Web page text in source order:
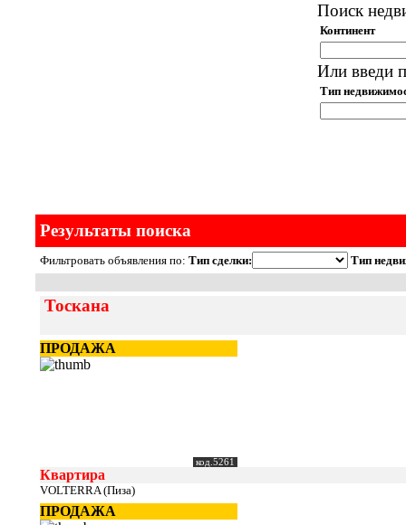
Поиск
Континент
Или введи
Тип
Результаты поиска
Фильтровать объявления по: Тип сделки: Тип
Тоскана
ПРОДАЖА
код.5261
Квартира
VOLTERRA (Пиза)
ПРОДАЖА